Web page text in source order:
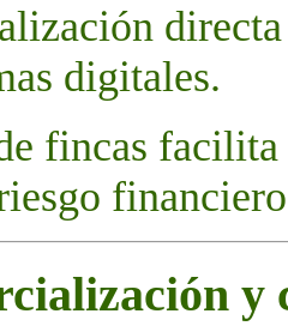
digitales.
fincas
y